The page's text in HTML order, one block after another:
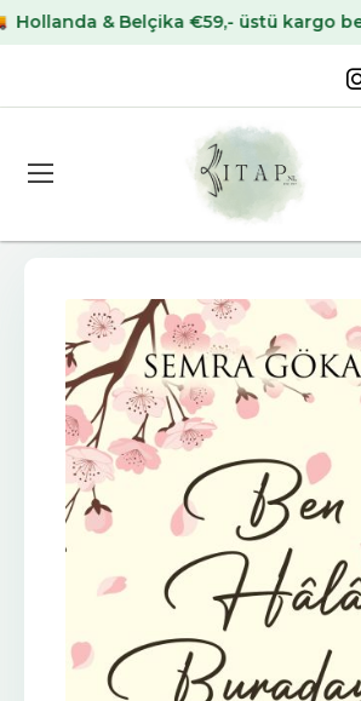
& Belçika €59,- üstü kargo